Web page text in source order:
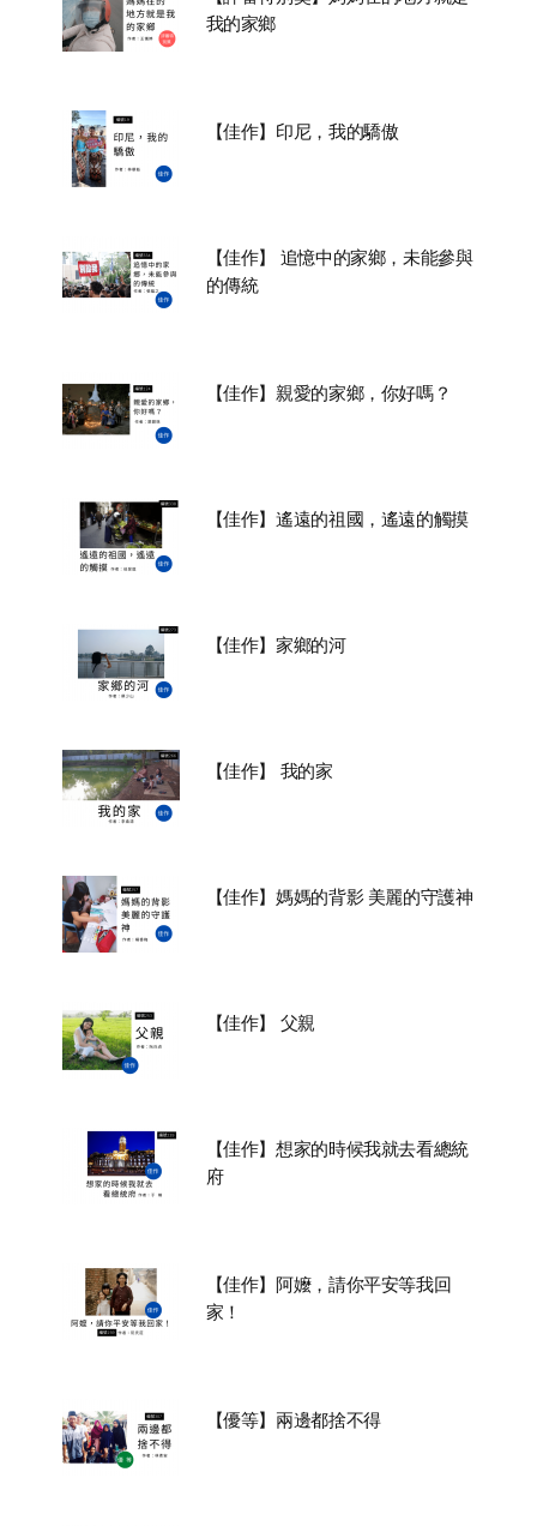
我的家鄉
【佳作】印尼，我的驕傲
【佳作】 追憶中的家鄉，未能參與
的傳統
【佳作】親愛的家鄉，你好嗎？
【佳作】遙遠的祖國，遙遠的觸摸
【佳作】家鄉的河
【佳作】 我的家
【佳作】媽媽的背影 美麗的守護神
【佳作】 父親
【佳作】想家的時候我就去看總統
府
【佳作】阿嬤，請你平安等我回
家！
【優等】兩邊都捨不得